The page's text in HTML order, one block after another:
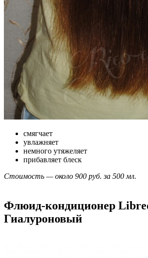
смягчает
увлажняет
немного утяжеляет
прибавляет блеск
Стоимость — около 900 руб. за 500 мл.
Флюид-кондиционер
Гиалуроновый